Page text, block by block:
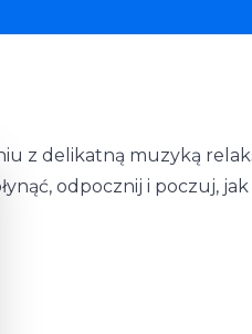
z delikatną muzyką
odpocznij i poczuj,